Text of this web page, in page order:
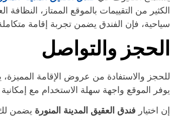
الكثير من التقييمات بالموقع الممتاز،
سياحية، فإن الفندق يضمن تجربة إقامة
الحجز والتواصل
للحجز والاستفادة من عروض الإقامة المميزة،
يوفر الموقع واجهة سهلة الاستخدام مع
إن اختيار فندق العقيق المدينة المنورة يضمن لك